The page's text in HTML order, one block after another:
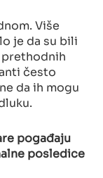
Više
je da su bili
često
da ih mogu
pogađaju
posledice